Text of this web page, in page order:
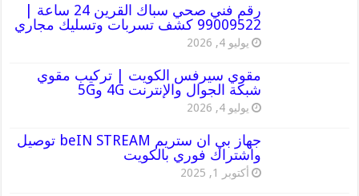
رقم فني صحي سباك القرين 24 ساعة |
99009522 كشف تسربات وتسليك مجاري
يوليو 4, 2026
مقوي سيرفس الكويت | تركيب مقوي
شبكة الجوال والإنترنت 4G و5G
يوليو 4, 2026
جهاز بي ان ستريم beIN STREAM توصيل
واشتراك فوري بالكويت
أكتوبر 1, 2025